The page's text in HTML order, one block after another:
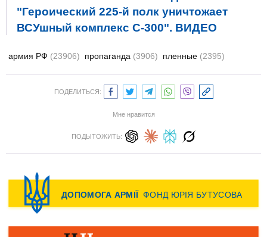
"Героический 225-й полк уничтожает
ВСУшный комплекс С-300". ВИДЕО
армия РФ (23906) пропаганда (3906) пленные (2395)
ПОДЕЛИТЬСЯ:
Мне нравится
ПОДЫТОЖИТЬ: